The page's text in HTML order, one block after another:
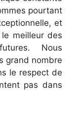
pourtant
et
meilleur des
Nous
grand nombre
le respect de
pas dans